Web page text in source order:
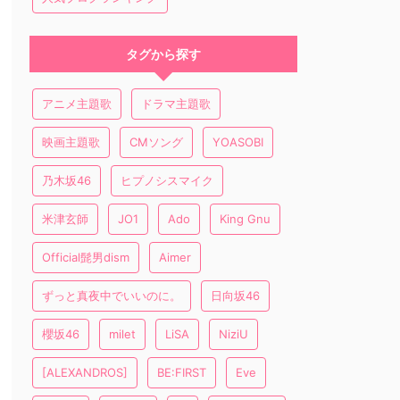
タグから探す
アニメ主題歌 ドラマ主題歌
映画主題歌 CMソング YOASOBI
乃木坂46 ヒプノシスマイク
米津玄師 JO1 Ado King Gnu
Official髭男dism Aimer
ずっと真夜中でいいのに。 日向坂46
櫻坂46 milet LiSA NiziU
[ALEXANDROS] BE:FIRST Eve